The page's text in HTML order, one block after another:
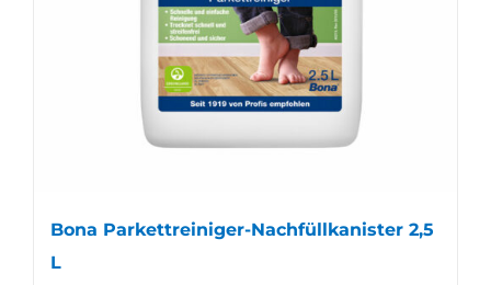
Bona Parkettreiniger-Nachfüllkanister 2,5
L